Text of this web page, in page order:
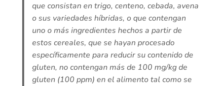
que consistan en trigo, centeno, cebada, avena
o sus variedades híbridas, o que contengan
uno o más ingredientes hechos a partir de
estos cereales, que se hayan procesado
específicamente para reducir su contenido de
gluten, no contengan más de 100 mg/kg de
gluten (100 ppm) en el alimento tal como se